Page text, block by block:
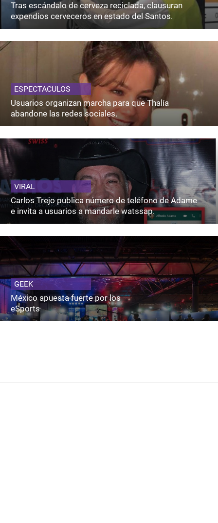
Tras escándalo de cerveza reciclada, clausuran
expendios cerveceros en estado del Santos.
ESPECTACULOS
Usuarios organizan marcha para que Thalía
abandone las redes sociales.
VIRAL
Carlos Trejo publica número de teléfono de Adame
e invita a usuarios a mandarle watssap.
GEEK
México apuesta fuerte por los
eSports